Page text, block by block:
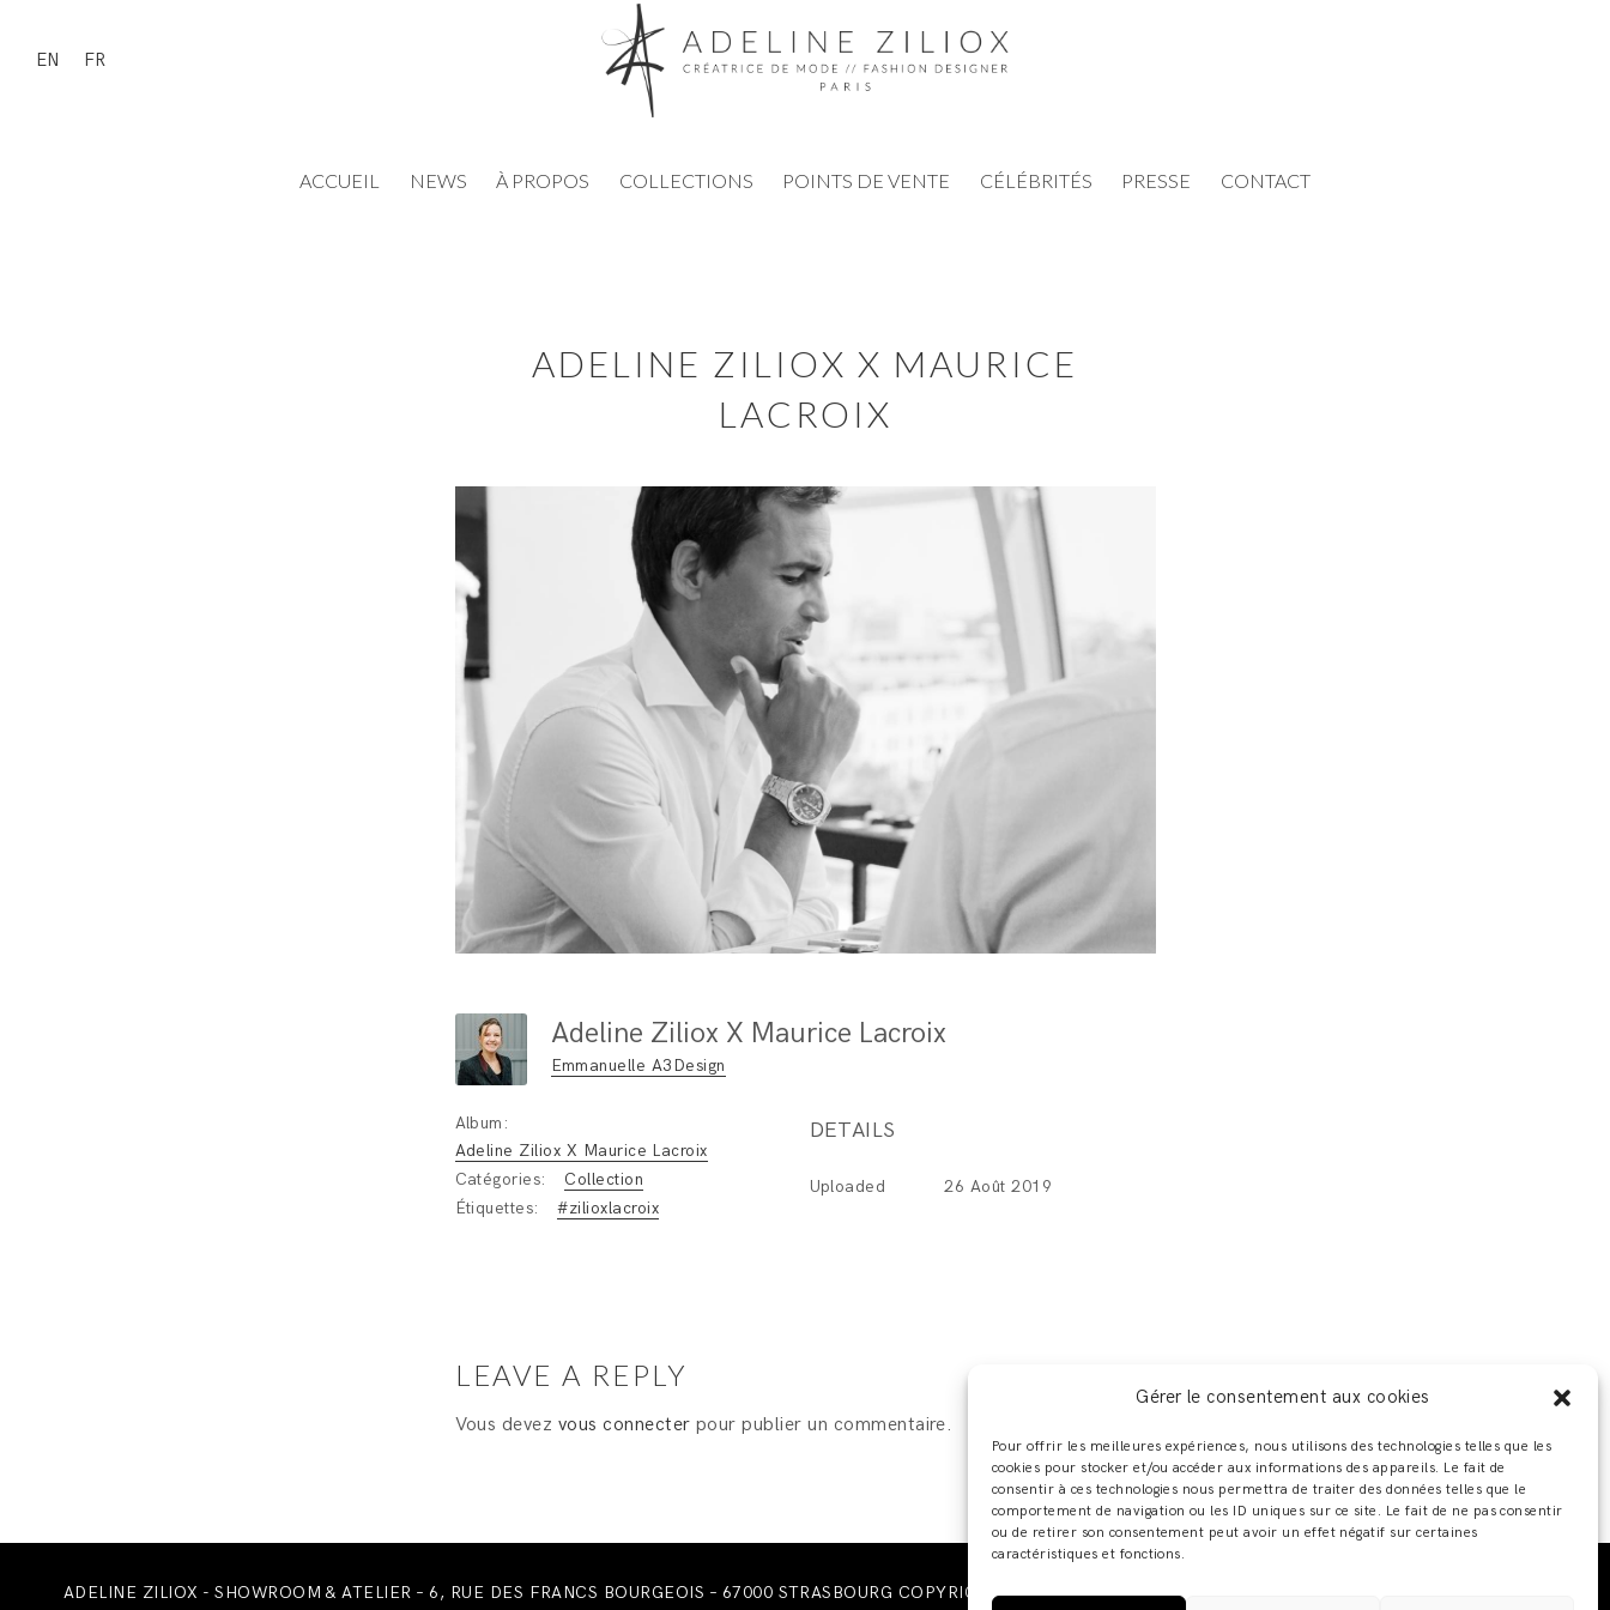
Gérer le consentement aux cookies
Pour offrir les meilleures expériences, nous utilisons des technologies telles que les
cookies pour stocker et/ou accéder aux informations des appareils. Le fait de
consentir à ces technologies nous permettra de traiter des données telles que le
comportement de navigation ou les ID uniques sur ce site. Le fait de ne pas consentir
ou de retirer son consentement peut avoir un effet négatif sur certaines
caractéristiques et fonctions.
FR
EN
ACCUEIL NEWS À PROPOS COLLECTIONS POINTS DE VENTE CÉLÉBRITÉS PRESSE CONTACT
ADELINE ZILIOX X MAURICE
LACROIX
Adeline Ziliox X Maurice Lacroix
Emmanuelle A3Design
Album:
Adeline Ziliox X Maurice Lacroix
Catégories:
Collection
Étiquettes:
#zilioxlacroix
DETAILS
Uploaded 26 Août 2019
LEAVE A REPLY
Vous devez vous connecter pour publier un commentaire.
ADELINE ZILIOX - SHOWROOM & ATELIER – 6, RUE DES FRANCS BOURGEOIS – 67000 STRASBOURG COPYRIGHT © 2019 · ADELINE ZILIOX ·